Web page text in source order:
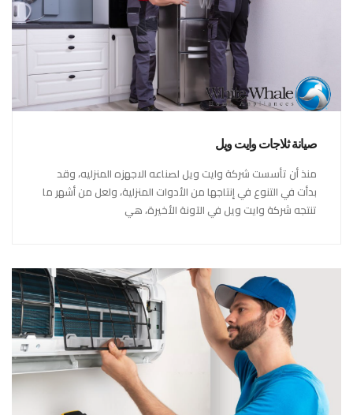
صيانة ثلاجات وايت ويل
منذ أن تأسست شركة وايت ويل لصناعه الاجهزه المنزليه، وقد
بدأت في التنوع في إنتاجها من الأدوات المنزلية، ولعل من أشهر ما
تنتجه شركة وايت ويل في الآونة الأخيرة، هي